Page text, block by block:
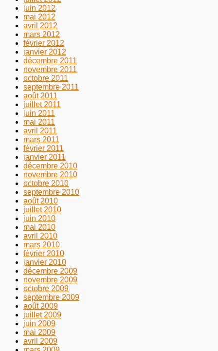
juin 2012
mai 2012
avril 2012
mars 2012
février 2012
janvier 2012
décembre 2011
novembre 2011
octobre 2011
septembre 2011
août 2011
juillet 2011
juin 2011
mai 2011
avril 2011
mars 2011
février 2011
janvier 2011
décembre 2010
novembre 2010
octobre 2010
septembre 2010
août 2010
juillet 2010
juin 2010
mai 2010
avril 2010
mars 2010
février 2010
janvier 2010
décembre 2009
novembre 2009
octobre 2009
septembre 2009
août 2009
juillet 2009
juin 2009
mai 2009
avril 2009